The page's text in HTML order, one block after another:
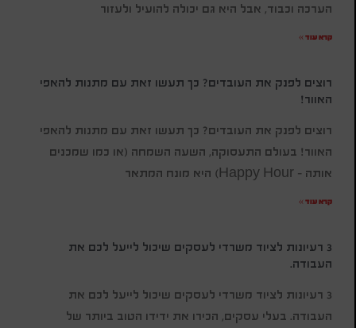
הערכה וכבוד, אבל היא גם יכולה להועיל ולעזור
קרא עוד »
רוצים לפנק את העובדים? כך תעשו זאת עם מתנות להאפי
האוור!
רוצים לפנק את העובדים? כך תעשו זאת עם מתנות להאפי
האוור! בעולם התעסוקה, השעה השמחה (או כמו שמכנים
אותה – Happy Hour) היא מונח המתאר
קרא עוד »
3 רעיונות לציוד משרדי לעסקים שיכול לייעל לכם את
העבודה.
3 רעיונות לציוד משרדי לעסקים שיכול לייעל לכם את
העבודה. בעלי עסקים, הכירו את ידידו הטוב ביותר של